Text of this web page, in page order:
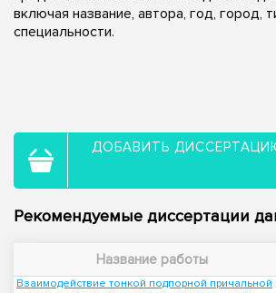
включая название, автора, год, город,
специальности.
ДОБАВИТЬ
Рекомендуемые диссертации
Название работы
Взаимодействие тонкой подпорной причальной